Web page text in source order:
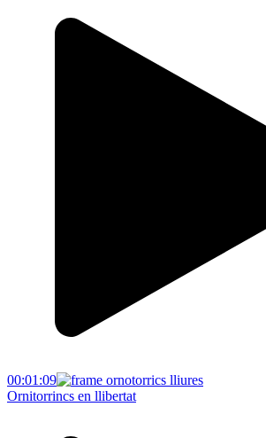
00:01:09
Ornitorrincs en llibertat